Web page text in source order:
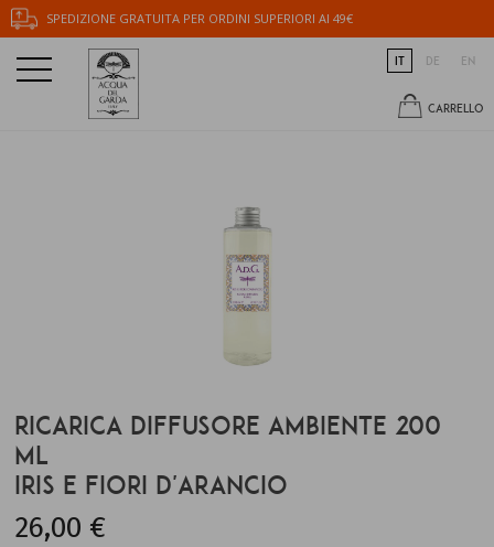
SPEDIZIONE GRATUITA PER ORDINI SUPERIORI AI 49€
IT DE EN
CARRELLO
RICARICA DIFFUSORE AMBIENTE 200
ML
IRIS E FIORI D'ARANCIO
26,00 €